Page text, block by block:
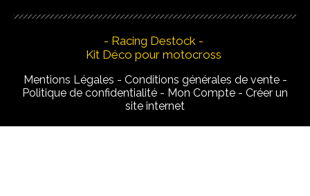
- Racing Destock -
Kit Déco pour motocross
Mentions Légales
Conditions générales de vente
Politique de confidentialité
Mon Compte
Créer un
site internet